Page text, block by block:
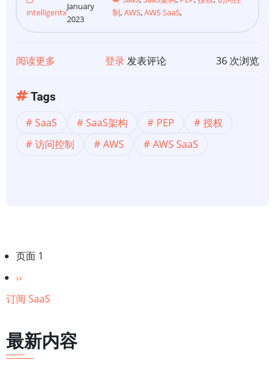
设
计
intelligentx
January
2023
制,AWS,AWS SaaS,
阅读更多
构】
多
-
登录发表评论 36 次浏览
Tags
SaaS SaaS架构 PEP
授权
访问控制
AWS AWS SaaS
分
页
页面 1
下
一
››
订阅 SaaS
最新内容